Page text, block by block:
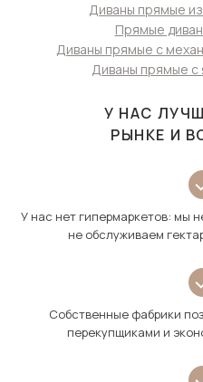
Диваны прямые
Прямые
Диваны прямые с
Диваны прямые с
У НАС
РЫНКЕ И
У нас нет гипермаркетов: мы
не обслуживаем
Собственные фабрики
перекупщиками и